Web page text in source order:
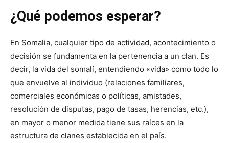
¿Qué podemos esperar?
En Somalia, cualquier tipo de actividad, acontecimiento o
decisión se fundamenta en la pertenencia a un clan. Es
decir, la vida del somalí, entendiendo «vida» como todo lo
que envuelve al individuo (relaciones familiares,
comerciales económicas o políticas, amistades,
resolución de disputas, pago de tasas, herencias, etc.),
en mayor o menor medida tiene sus raíces en la
estructura de clanes establecida en el país.